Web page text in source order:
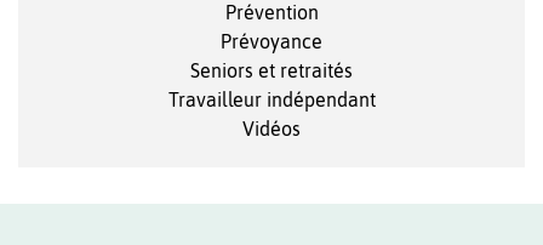
Prévention
Prévoyance
Seniors et retraités
Travailleur indépendant
Vidéos